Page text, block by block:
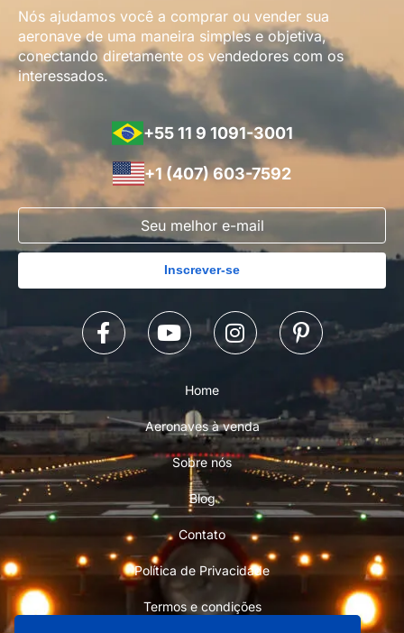
Nós ajudamos você a comprar ou vender sua
aeronave de uma maneira simples e objetiva,
conectando diretamente os vendedores com os
interessados.
+55 11 9 1091-3001
+1 (407) 603-7592
Inscrever-se
Home
Aeronaves à venda
Sobre nós
Blog
Contato
Política de Privacidade
Termos e condições